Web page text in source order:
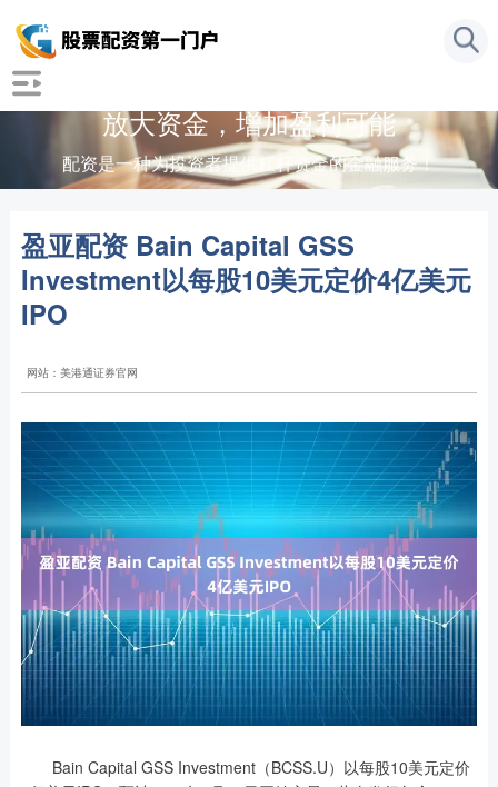
放大资金，增加盈利可能
配资是一种为投资者提供杠杆资金的金融服务！
盈亚配资 Bain Capital GSS
Investment以每股10美元定价4亿美元
IPO
网站：美港通证券官网
Bain Capital GSS Investment（BCSS.U）以每股10美元定价